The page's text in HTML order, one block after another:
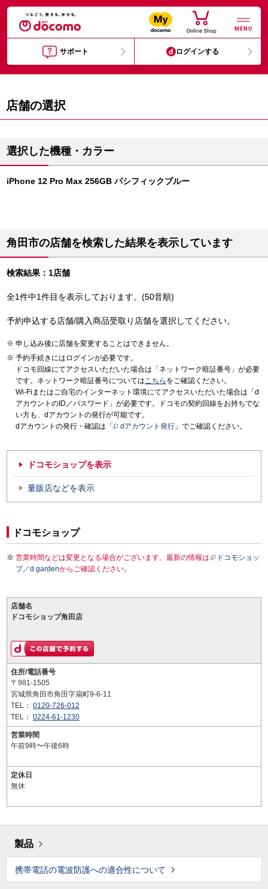
MENU
サポート ログインする
店舗の選択
選択した機種・カラー
iPhone 12 Pro Max 256GB パシフィックブルー
角田市の店舗を検索した結果を表示しています
検索結果：1店舗
全1件中1件目を表示しております。(50音順)
予約申込する店舗/購入商品受取り店舗を選択してください。
申し込み後に店舗を変更することはできません。
予約手続きにはログインが必要です。
ドコモ回線にてアクセスいただいた場合は「ネットワーク暗証番号」が必要
です。ネットワーク暗証番号についてはこちら をご確認ください。
Wi-Fiまたはご自宅のインターネット環境にてアクセスいただいた場合は「d
アカウントのID／パスワード」が必要です。ドコモの契約回線をお持ちでな
い方も、dアカウントの発行が可能です。
dアカウントの発行・確認は「
dアカウント発行 」でご確認ください。
ドコモショップを表示
量販店などを表示
ドコモショップ
営業時間などは変更となる場合がございます。最新の情報は
ドコモショッ
プ／d gardenからご確認ください。
店舗名
ドコモショップ角田店
住所/電話番号
〒981-1505
宮城県角田市角田字扇町9-6-11
TEL： 0120-726-012
TEL： 0224-61-1230
営業時間
午前9時〜午後6時
定休日
無休
製品
携帯電話の電波防護への適合性について